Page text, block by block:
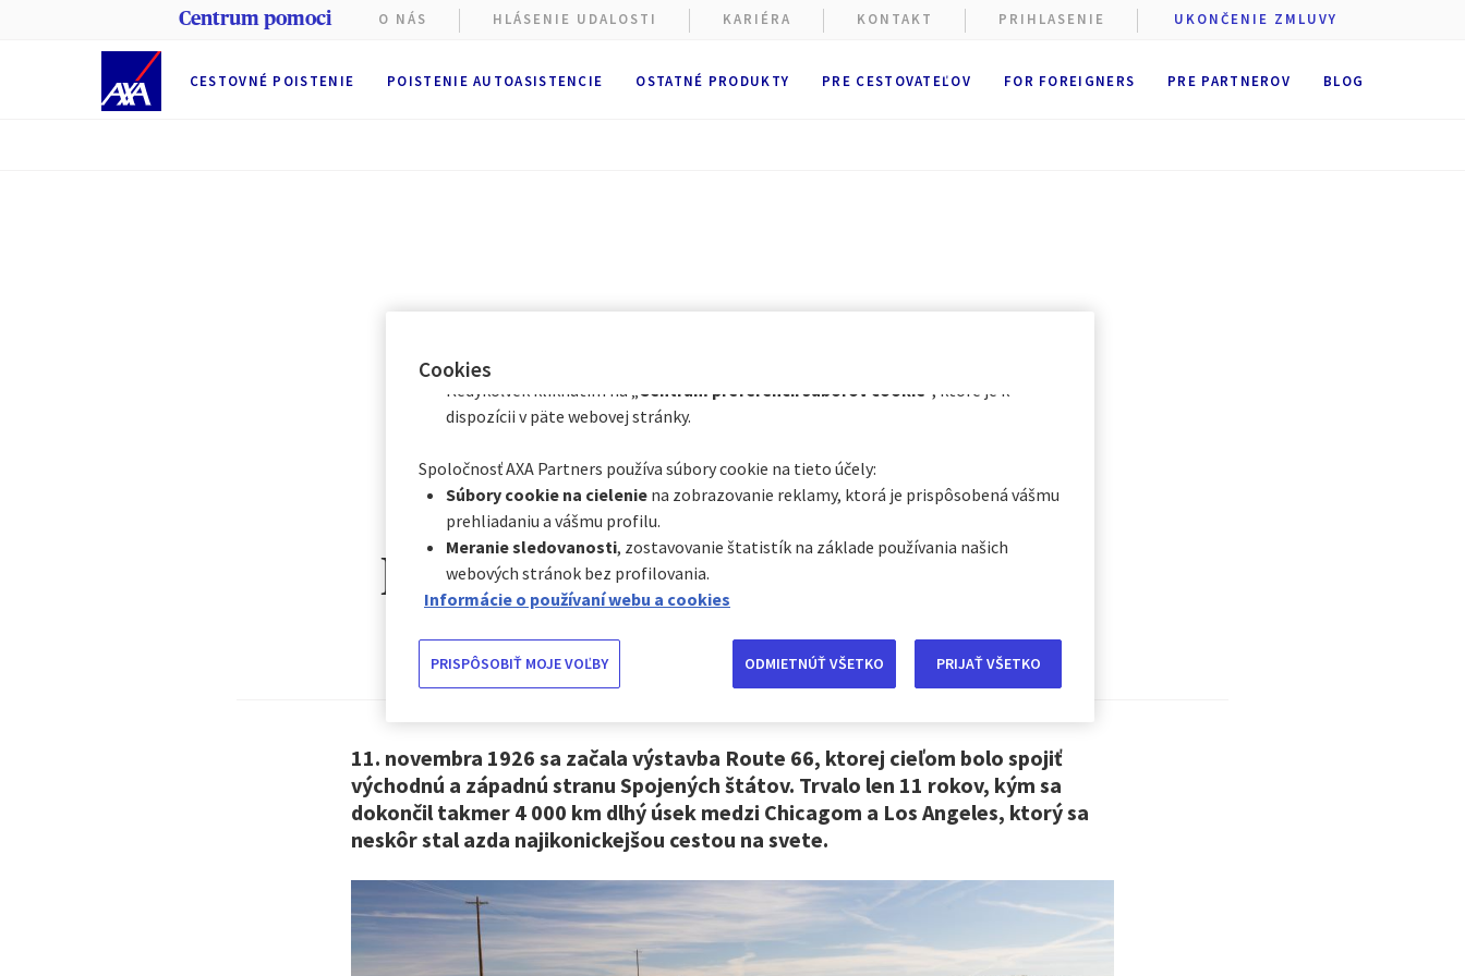
CESTOVNÉ POISTENIE POISTENIE AUTOASISTENCIE OSTATNÉ PRODUKTY PRE CESTOVATEĽOV FOR FOREIGNERS PRE PARTNEROV BLOG
Centrum pomoci O NÁS HLÁSENIE UDALOSTI KARIÉRA KONTAKT PRIHLASENIE UKONČENIE ZMLUVY
​​Najslávnejšia americká cesta:
Route 66
11. novembra 1926 sa začala výstavba Route 66, ktorej cieľom bolo spojiť
východnú a západnú stranu Spojených štátov. Trvalo len 11 rokov, kým sa
dokončil takmer 4 000 km dlhý úsek medzi Chicagom a Los Angeles, ktorý sa
neskôr stal azda najikonickejšou cestou na svete.
Cookies
Prostredníctvom Centra preferencií súborov cookie môžete súhlasiť so všetkými alebo
Okamžite kliknutím na „
Kedykoľvek kliknutím na „ Centrum preferencií súborov cookie “, ktoré je k
dispozícii v päte webovej stránky.
Spoločnosť AXA Partners používa súbory cookie na tieto účely:
Súbory cookie na cielenie na zobrazovanie reklamy, ktorá je prispôsobená vášmu
prehliadaniu a vášmu profilu.
Meranie sledovanosti, zostavovanie štatistík na základe používania našich
webových stránok bez profilovania.
Informácie o používaní webu a cookies
PRISPÔSOBIŤ MOJE VOĽBY ODMIETNÚŤ VŠETKO PRIJAŤ VŠETKO